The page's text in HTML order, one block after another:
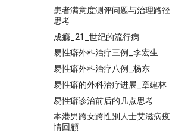
患者满意度测评问题与治理路径
思考
成瘾_21_世纪的流行病
易性癖外科治疗三例_李宏生
易性癖外科治疗八例_杨东
易性癖的外科治疗进展_章建林
易性癖诊治前后的几点思考
本港男跨女跨性別人士艾滋病疫
情回顧